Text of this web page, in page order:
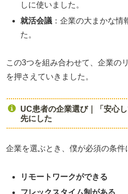
しに使いました。
就活会議 ：企業の大まかな情
た。
この3つを組み合わせて、企業の
を押さえていきました。
UC患者の企業選び｜「安心
先にした
企業を選ぶとき、僕が必須の条件
リモートワークができる